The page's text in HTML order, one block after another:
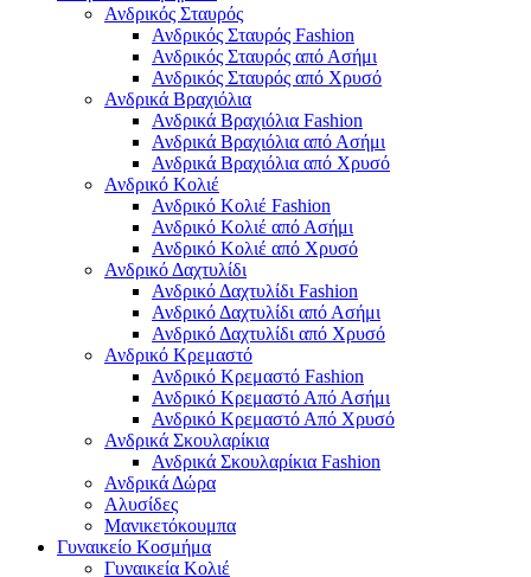
Ανδρικός Σταυρός
Ανδρικός Σταυρός Fashion
Ανδρικός Σταυρός από Ασήμι
Ανδρικός Σταυρός από Χρυσό
Ανδρικά Βραχιόλια
Ανδρικά Βραχιόλια Fashion
Ανδρικά Βραχιόλια από Ασήμι
Ανδρικά Βραχιόλια από Χρυσό
Ανδρικό Κολιέ
Ανδρικό Κολιέ Fashion
Ανδρικό Κολιέ από Ασήμι
Ανδρικό Κολιέ από Χρυσό
Ανδρικό Δαχτυλίδι
Ανδρικό Δαχτυλίδι Fashion
Ανδρικό Δαχτυλίδι από Ασήμι
Ανδρικό Δαχτυλίδι από Χρυσό
Ανδρικό Κρεμαστό
Ανδρικό Κρεμαστό Fashion
Ανδρικό Κρεμαστό Από Ασήμι
Ανδρικό Κρεμαστό Από Χρυσό
Ανδρικά Σκουλαρίκια
Ανδρικά Σκουλαρίκια Fashion
Ανδρικά Δώρα
Αλυσίδες
Μανικετόκουμπα
Γυναικείο Κοσμήμα
Γυναικεία Κολιέ